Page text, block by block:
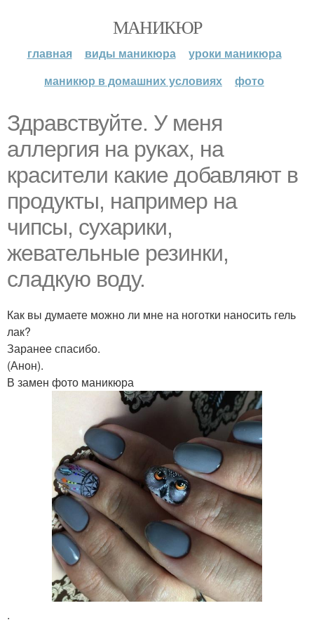
МАНИКЮР
главная виды маникюра
уроки маникюра
маникюр в домашних условиях
фото
Здравствуйте. У меня
аллергия на руках, на
красители какие добавляют в
продукты, например на
чипсы, сухарики,
жевательные резинки,
сладкую воду.
Как вы думаете можно ли мне на ноготки наносить гель
лак?
Заранее спасибо.
(Анон).
В замен фото маникюра
.